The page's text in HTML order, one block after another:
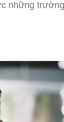
những